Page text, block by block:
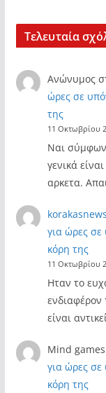
Τελευταία
Ανώνυμος
ώρες σε
της
11 Οκτωβρίου
Ναι
γενικά
αρκετα.
korakasnews
για ώρες σε
κόρη της
11 Οκτωβρίου
Ηταν το
ενδιαφέρον
είναι
Mind games
για ώρες σε
κόρη της